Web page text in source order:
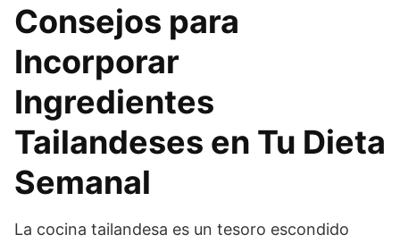
Consejos para
Incorporar
Ingredientes
Tailandeses en Tu Dieta
Semanal
La cocina tailandesa es un tesoro escondido